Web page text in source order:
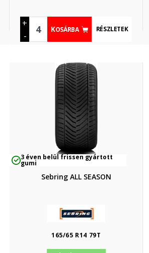
+
-
KOSÁRBA RÉSZLETEK
3 éven belül frissen gyártott
gumi
Sebring ALL SEASON
165/65 R14 79T